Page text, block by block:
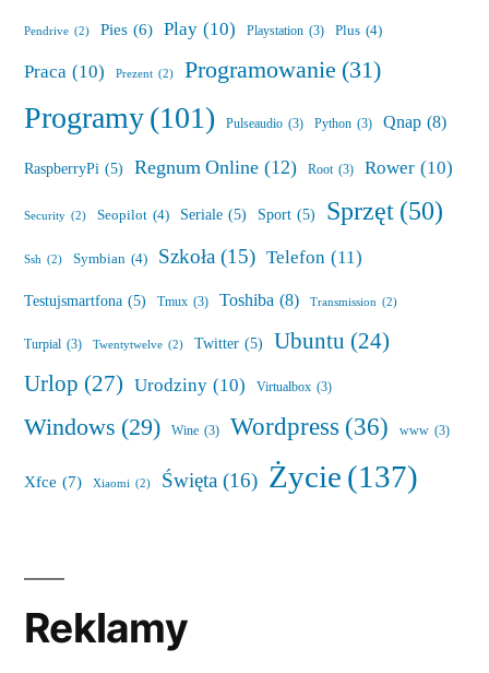
Pendrive (2) Pies (6) Play (10) Playstation (3) Plus (4)
Praca (10) Prezent (2) Programowanie (31)
Programy(101) Pulseaudio (3) Python (3) Qnap (8)
RaspberryPi (5) Regnum Online (12) Root (3) Rower (10)
Security (2) Seopilot (4) Seriale (5) Sport (5) Sprzęt(50)
Ssh (2) Symbian (4) Szkoła (15) Telefon (11)
Testujsmartfona (5) Tmux (3) Toshiba (8) Transmission (2)
Turpial (3) Twentytwelve (2) Twitter (5) Ubuntu (24)
Urlop (27) Urodziny (10) Virtualbox (3)
Windows (29) Wine (3) Wordpress (36) www (3)
Xfce (7) Xiaomi (2) Święta (16) Życie(137)
Reklamy